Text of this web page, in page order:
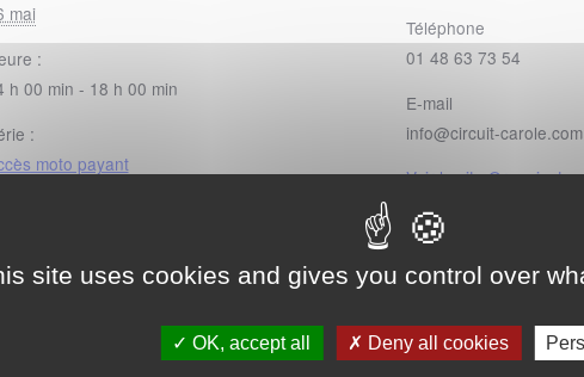
mai
:
h 00 min - 18 h 00 min
:
moto payant
Téléphone
01 48 63 73 54
E-mail
info@circuit-carole.com
Voir le site
site uses cookies and gives you control over
OK, accept all Deny all cookies